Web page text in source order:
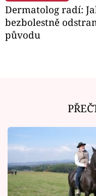
Dermatolog radí:
bezbolestně
původu